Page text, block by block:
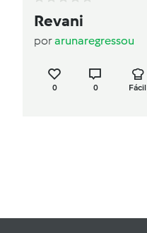
Revani
porarunaregressou
0 0 Fácil